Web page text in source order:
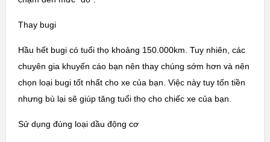
Thay bugi
Hầu hết bugi có tuổi thọ khoảng 150.000km. Tuy nhiên, các
chuyên gia khuyến cáo bạn nên thay chúng sớm hơn và nên
chọn loại bugi tốt nhất cho xe của bạn. Việc này tuy tốn tiền
nhưng bù lại sẽ giúp tăng tuổi thọ cho chiếc xe của bạn.
Sử dụng đúng loại dầu động cơ